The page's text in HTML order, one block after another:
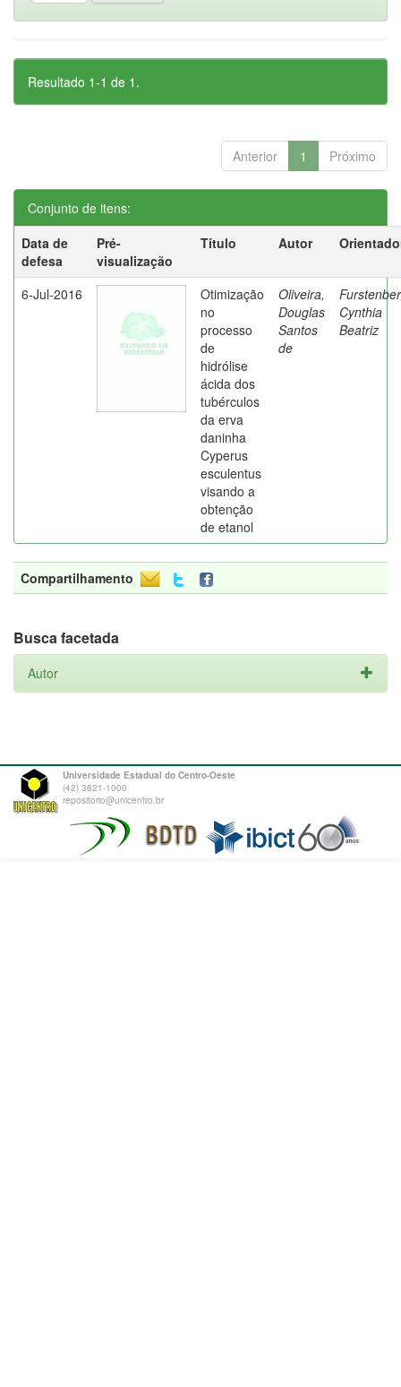
Resultado 1-1 de 1.
Anterior 1 Próximo
Conjunto de itens:
Data de
defesa
Pré-
visualização
Título Autor
6-Jul-2016
Otimização
no
processo
de
hidrólise
ácida dos
tubérculos
da erva
daninha
Cyperus
esculentus
visando a
obtenção
de etanol
Oliveira,
Douglas
Santos
de
Cynthia
Beatriz
Compartilhamento
Busca facetada
Autor
Universidade Estadual do Centro-Oeste
(42) 3621-1000
repositorio@unicentro.br